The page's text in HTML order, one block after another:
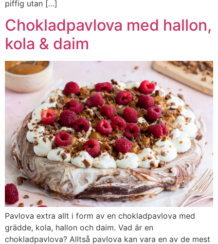
piffig utan […]
Chokladpavlova med hallon,
kola & daim
Pavlova extra allt i form av en chokladpavlova med
grädde, kola, hallon och daim. Vad är en
chokladpavlova? Alltså pavlova kan vara en av de mest